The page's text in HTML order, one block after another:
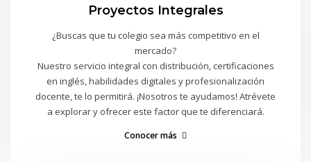
Proyectos Integrales
¿Buscas que tu colegio sea más competitivo en el
mercado?
Nuestro servicio integral con distribución, certificaciones
en inglés, habilidades digitales y profesionalización
docente, te lo permitirá. ¡Nosotros te ayudamos! Atrévete
a explorar y ofrecer este factor que te diferenciará.
Conocer más